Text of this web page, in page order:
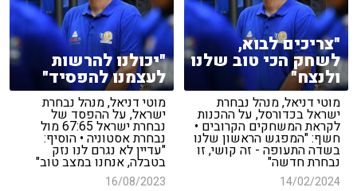
"צריכים לבוא,
לשחק הכי טוב שלנו
ולנצח"
מוטי דניאל, מנהל נבחרת
ישראל בכדורסל, על ההכנות
לקראת המשחקים הקרובים •
חשף: "המפגש הראשון שלנו
בשדה התעופה - זה קושי, זו
נבחרת חדשה"
14/02/2024
"יכולנו להרשות
לעצמנו להפסיד"
מוטי דניאל, מנהל נבחרת
ישראל, על ההפסד של
נבחרת ישראל 67:65 מול
נבחרת אסטוניה • הוסיף:
"עדיין לא נגרם לנו נזק
בטבלה, אנחנו במצב טוב"
16/08/2023